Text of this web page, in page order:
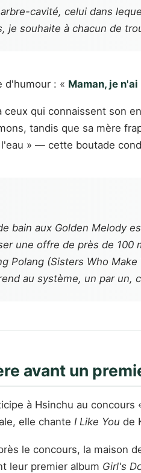
cavité, celui dans
je souhaite à chacun de
d'humour : « Maman, je
ceux qui connaissent son
tandis que sa mère
» — cette boutade
bain aux Golden Melody
une offre de près de 100
Polang (Sisters Who Make
au système, un par un,
avant un
à Hsinchu au
elle chante I Like You de
le concours, la maison
leur premier album Girl's